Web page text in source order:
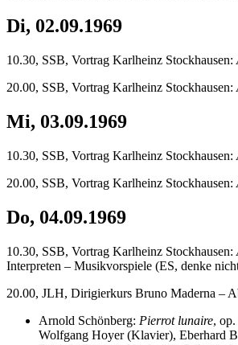
Di, 02.09.1969
10.30, SSB, Vortrag Karlheinz Stockhausen:
20.00, SSB, Vortrag Karlheinz Stockhausen:
Mi, 03.09.1969
10.30, SSB, Vortrag Karlheinz Stockhausen:
20.00, SSB, Vortrag Karlheinz Stockhausen:
Do, 04.09.1969
10.30, SSB, Vortrag Karlheinz Stockhausen:
Interpreten – Musikvorspiele (ES, denke
20.00, JLH, Dirigierkurs Bruno Maderna –
Arnold Schönberg: Pierrot lunaire,
Wolfgang Hoyer (Klavier), Eberhard